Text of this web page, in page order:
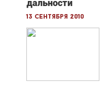
дальности
13 сентября 2010